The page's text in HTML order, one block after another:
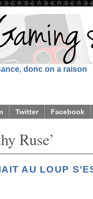
donc on a raison
Twitter Facebook
Ruse’
AU LOUP